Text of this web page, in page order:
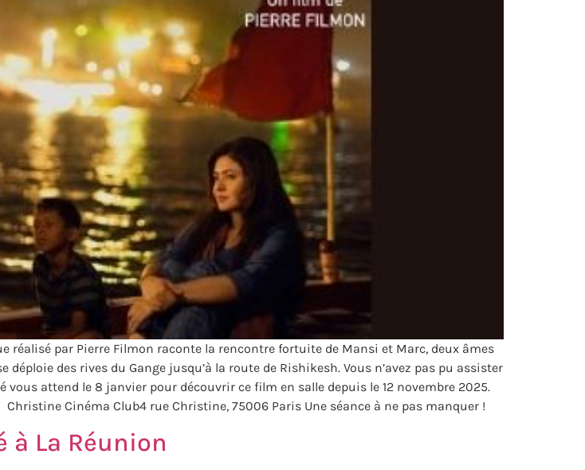
réalisé par Pierre Filmon raconte la rencontre fortuite de Mansi et Marc, deux âmes
des rives du Gange jusqu’à la route de Rishikesh. Vous n’avez pas pu assister
attend le 8 janvier pour découvrir ce film en salle depuis le 12 novembre 2025.
Christine Cinéma Club4 rue Christine, 75006 Paris Une séance à ne pas manquer !
à La Réunion